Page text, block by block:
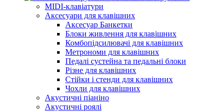
MIDI-клавіатури
Аксесуари для клавішних
Аксесуар Банкетки
Блоки живлення для клавішних
Комбопідсилювачі для клавішних
Метрономи для клавішних
Педалі сустейна та педальні блоки
Різне для клавішних
Стійки і стенди для клавішних
Чохли для клавішних
Акустичні піаніно
Акустичні роялі